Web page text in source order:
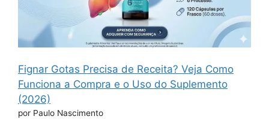
Fignar Gotas Precisa de Receita? Veja Como
Funciona a Compra e o Uso do Suplemento
(2026)
por Paulo Nascimento